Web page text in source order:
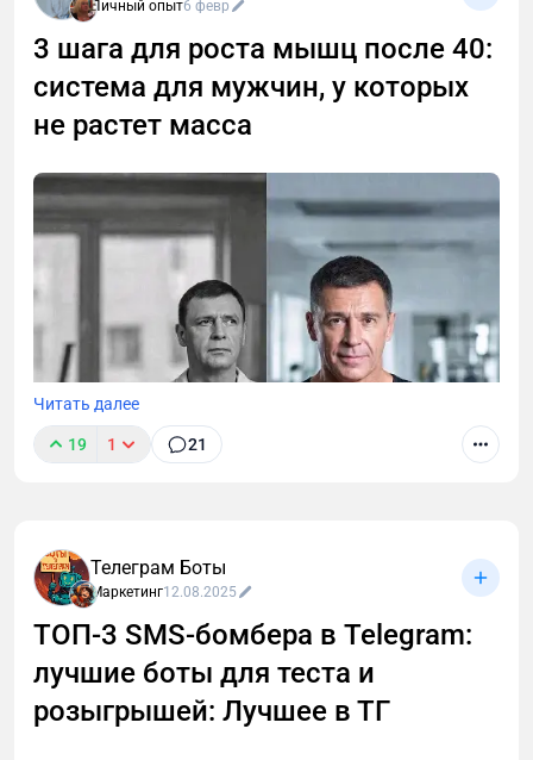
Личный опыт6 февр
3 шага для роста мышц после 40:
система для мужчин, у которых
не растет масса
В этой статье описаны 3 фундаментальных
принципа построения мышц после 40, которые
работают с учетом возрастной физиологии и
Читать далее
19 1 21
Телеграм Боты
Маркетинг12.08.2025
ТОП-3 SMS-бомбера в Telegram:
лучшие боты для теста и
розыгрышей: Лучшее в ТГ